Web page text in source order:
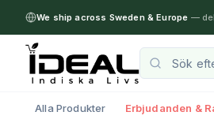
We ship across Sweden & Europe —
Alla Produkter Erbjudanden &